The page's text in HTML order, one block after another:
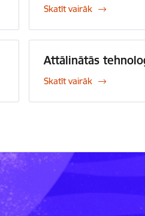
Skatīt vairāk
Attālinātās
Skatīt vairāk